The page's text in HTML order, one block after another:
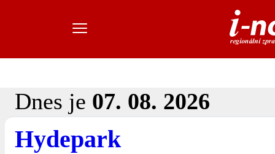
Dnes je 07. 08. 2026
Hydepark